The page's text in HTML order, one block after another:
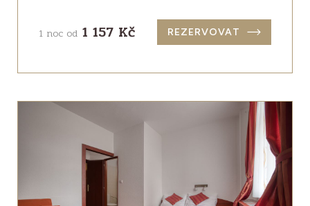
1 noc od 1 157 Kč REZERVOVAT